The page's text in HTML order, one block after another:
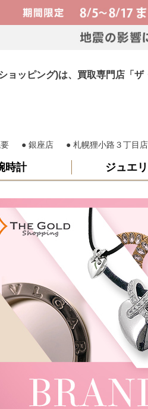
ッピング)は、買取専門店「ザ
銀座店 札幌狸小路３丁目店
時計 ジュエ